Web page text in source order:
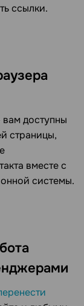
ссылки.
вам доступны
страницы,
вместе с
системы.